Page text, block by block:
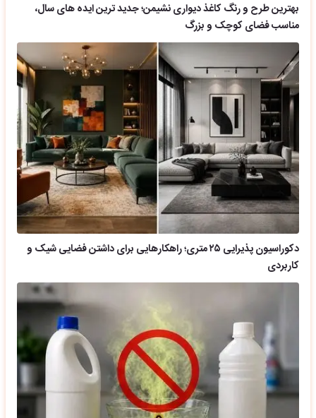
بهترین طرح و رنگ کاغذ دیواری نشیمن؛ جدید ترین ایده های سال،
مناسب فضای کوچک و بزرگ
دکوراسیون پذیرایی ۲۵ متری؛ راهکارهایی برای داشتن فضایی شیک و
کاربردی